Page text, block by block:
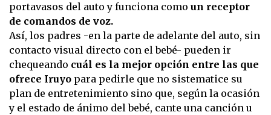
portavasos del auto y funciona como un receptor
de comandos de voz.
Así, los padres -en la parte de adelante del auto, sin
contacto visual directo con el bebé- pueden ir
chequeando cuál es la mejor opción entre las que
ofrece Iruyo para pedirle que no sistematice su
plan de entretenimiento sino que, según la ocasión
y el estado de ánimo del bebé, cante una canción u